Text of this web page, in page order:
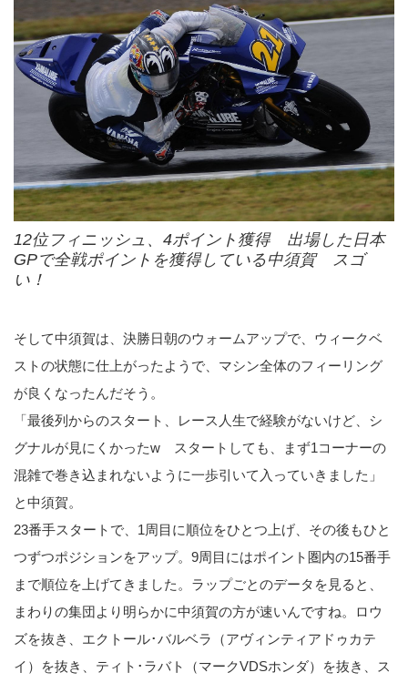
12位フィニッシュ、4ポイント獲得 出場した日本
GPで全戦ポイントを獲得している中須賀 スゴ
い！
そして中須賀は、決勝日朝のウォームアップで、ウィークベ
ストの状態に仕上がったようで、マシン全体のフィーリング
が良くなったんだそう。
「最後列からのスタート、レース人生で経験がないけど、シ
グナルが見にくかったw スタートしても、まず1コーナーの
混雑で巻き込まれないように一歩引いて入っていきました」
と中須賀。
23番手スタートで、1周目に順位をひとつ上げ、その後もひと
つずつポジションをアップ。9周目にはポイント圏内の15番手
まで順位を上げてきました。ラップごとのデータを見ると、
まわりの集団より明らかに中須賀の方が速いんですね。ロウ
ズを抜き、エクトール･バルベラ（アヴィンティアドゥカテ
イ）を抜き、ティト･ラバト（マークVDSホンダ）を抜き、ス